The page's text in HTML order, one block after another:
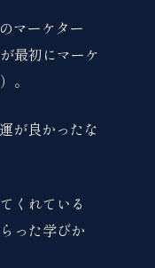
マーケター
最初にマーケ
。
が良かったな
くれている
った学びか